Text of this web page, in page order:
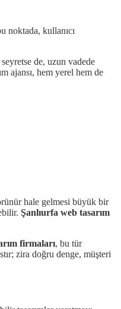
noktada, kullanıcı
de, uzun vadede
ajansı, hem yerel hem de
hale gelmesi büyük bir
Şanlıurfa web tasarım
firmaları, bu tür
zira doğru denge, müşteri